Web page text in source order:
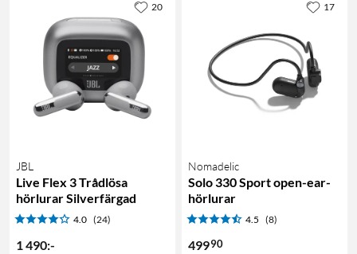
JBL
Live Flex 3 Trådlösa
hörlurar Silverfärgad
4.0 (24)
1 490:-
20
Nomadelic
Solo 330 Sport open-ear-
hörlurar
4.5 (8)
49990
17